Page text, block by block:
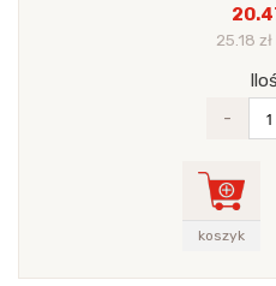
25.18
-
koszyk